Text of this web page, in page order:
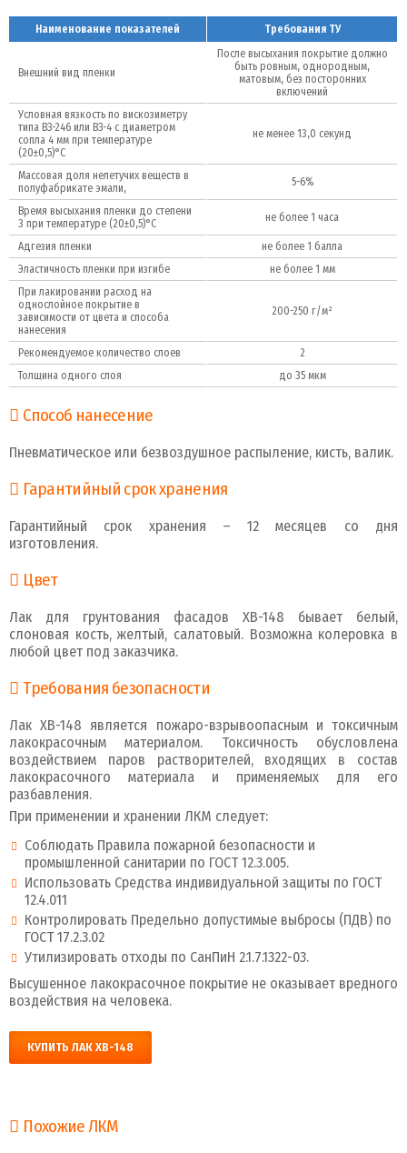
Наименование показателей Требования ТУ
Внешний вид пленки
После высыхания покрытие должно
быть ровным, однородным,
матовым, без посторонних
включений
Условная вязкость по вискозиметру
типа ВЗ-246 или ВЗ-4 с диаметром
сопла 4 мм при температуре
(20±0,5)°С
не менее 13,0 секунд
Массовая доля нелетучих веществ в
полуфабрикате эмали,
5-6%
Время высыхания пленки до степени
3 при температуре (20±0,5)°С
не более 1 часа
Адгезия пленки
не более 1 балла
Эластичность пленки при изгибе
не более 1 мм
При лакировании расход на
однослойное покрытие в
зависимости от цвета и способа
нанесения
200-250 г/м²
Рекомендуемое количество слоев
2
Толщина одного слоя
до 35 мкм
Способ нанесение
Пневматическое или безвоздушное распыление, кисть, валик.
Гарантийный срок хранения
Гарантийный срок хранения – 12 месяцев со дня
изготовления.
Цвет
Лак для грунтования фасадов ХВ-148 бывает белый,
слоновая кость, желтый, салатовый. Возможна колеровка в
любой цвет под заказчика.
Требования безопасности
Лак ХВ-148 является пожаро-взрывоопасным и токсичным
лакокрасочным материалом. Токсичность обусловлена
воздействием паров растворителей, входящих в состав
лакокрасочного материала и применяемых для его
разбавления.
При применении и хранении ЛКМ следует:
Соблюдать Правила пожарной безопасности и
промышленной санитарии по ГОСТ 12.3.005.
Использовать Средства индивидуальной защиты по ГОСТ
12.4.011
Контролировать Предельно допустимые выбросы (ПДВ) по
ГОСТ 17.2.3.02
Утилизировать отходы по СанПиН 2.1.7.1322-03.
Высушенное лакокрасочное покрытие не оказывает вредного
воздействия на человека.
КУПИТЬ ЛАК ХВ-148
Похожие ЛКМ